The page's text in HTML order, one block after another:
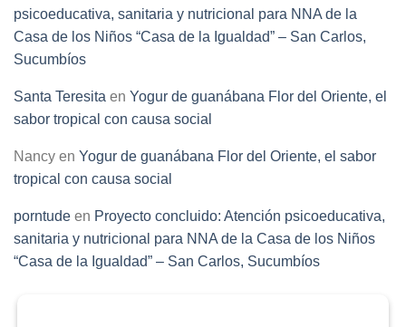
psicoeducativa, sanitaria y nutricional para NNA de la
Casa de los Niños “Casa de la Igualdad” – San Carlos,
Sucumbíos
Santa Teresita en Yogur de guanábana Flor del Oriente, el
sabor tropical con causa social
Nancy en Yogur de guanábana Flor del Oriente, el sabor
tropical con causa social
porntude en Proyecto concluido: Atención psicoeducativa,
sanitaria y nutricional para NNA de la Casa de los Niños
“Casa de la Igualdad” – San Carlos, Sucumbíos